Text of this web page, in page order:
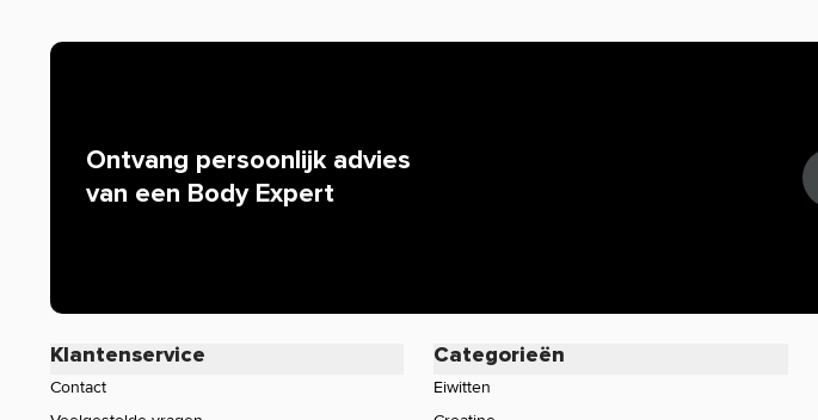
Ontvang persoonlijk advies
van een Body Expert
Klantenservice
Contact
Categorieën
Eiwitten